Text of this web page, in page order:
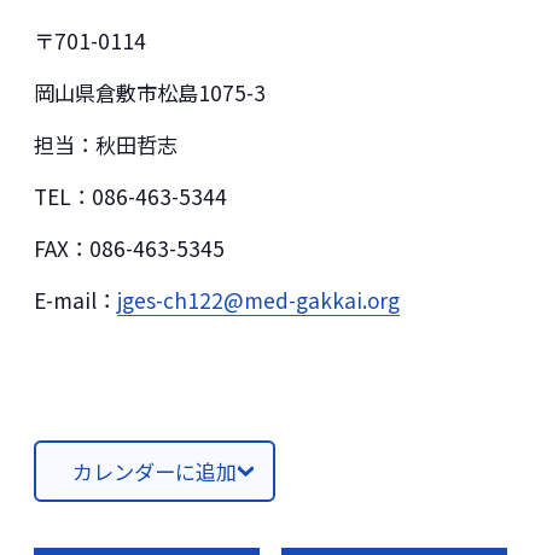
〒701-0114
岡山県倉敷市松島1075-3
担当：秋田哲志
TEL：086-463-5344
FAX：086-463-5345
E-mail： jges-ch122@med-gakkai.org
カレンダーに追加